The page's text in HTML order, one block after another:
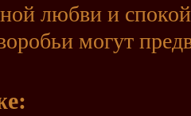
любви и
могут